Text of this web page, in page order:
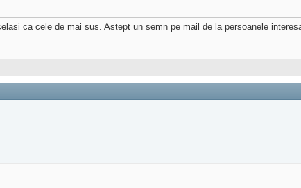
ca cele de mai sus. Astept un semn pe mail de la persoanele